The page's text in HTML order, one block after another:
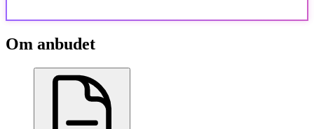
Om anbudet